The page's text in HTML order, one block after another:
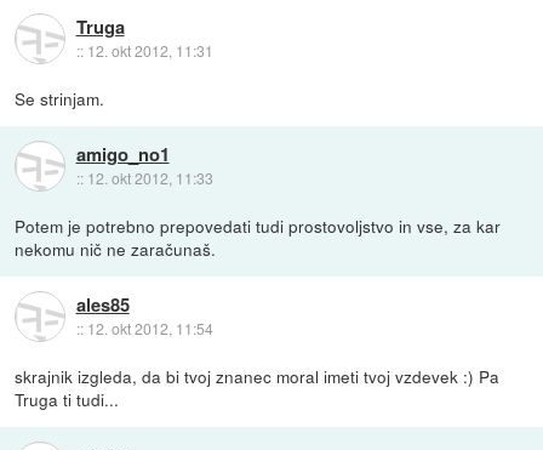
Truga
:: 12. okt 2012, 11:31
Se strinjam.
amigo_no1
:: 12. okt 2012, 11:33
Potem je potrebno prepovedati tudi prostovoljstvo in vse, za kar
nekomu nič ne zaračunaš.
ales85
:: 12. okt 2012, 11:54
skrajnik izgleda, da bi tvoj znanec moral imeti tvoj vzdevek :) Pa
Truga ti tudi...